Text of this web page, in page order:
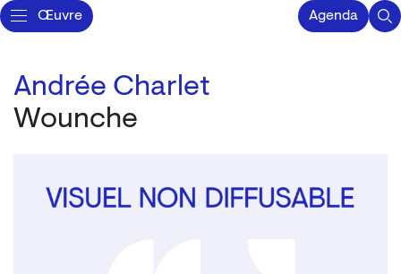
Œuvre Agenda
Andrée Charlet
Wounche